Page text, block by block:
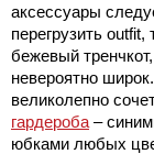
аксессуары
перегрузить
бежевый
невероятно
великолепно
гардероба –
юбками любых